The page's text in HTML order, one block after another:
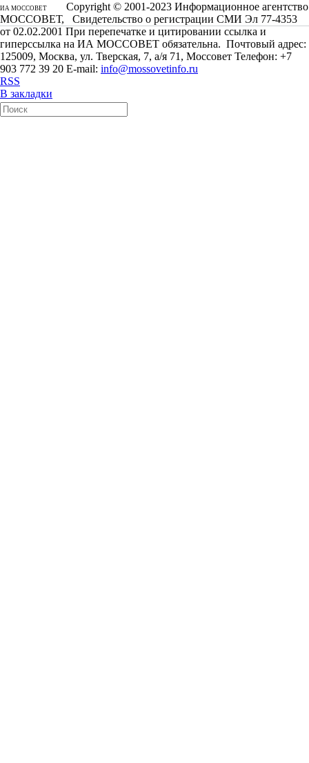
ИА МОССОВЕТ
Copyright © 2001-2023 Информационное агентство
МОССОВЕТ, Свидетельство о регистрации СМИ Эл 77-4353
от 02.02.2001 При перепечатке и цитировании ссылка и
гиперссылка на ИА МОССОВЕТ обязательна. Почтовый адрес:
125009, Москва, ул. Тверская, 7, а/я 71, Моссовет Телефон: +7
903 772 39 20 E-mail: info@mossovetinfo.ru
RSS
В закладки